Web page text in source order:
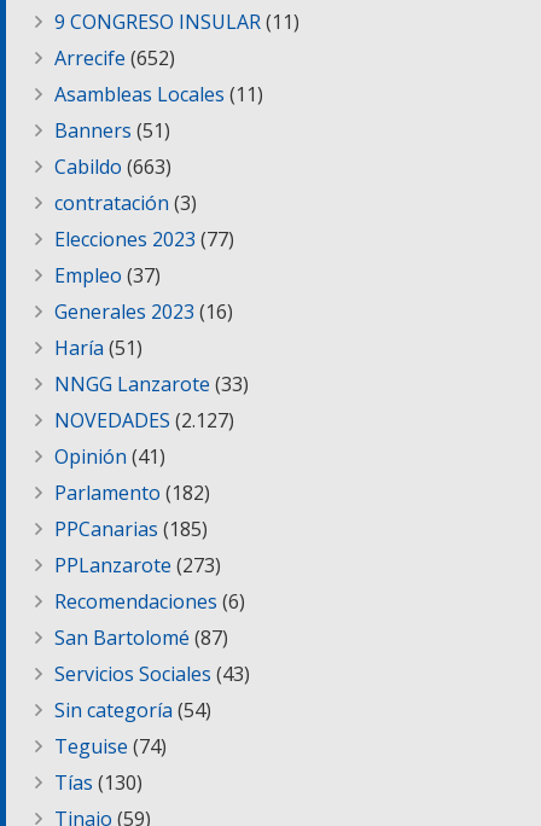
9 CONGRESO INSULAR(11)
Arrecife (652)
Asambleas Locales (11)
Banners (51)
Cabildo (663)
contratación (3)
Elecciones 2023 (77)
Empleo (37)
Generales 2023 (16)
Haría (51)
NNGG Lanzarote (33)
NOVEDADES (2.127)
Opinión (41)
Parlamento (182)
PPCanarias (185)
PPLanzarote (273)
Recomendaciones (6)
San Bartolomé (87)
Servicios Sociales (43)
Sin categoría (54)
Teguise (74)
Tías (130)
Tinajo (59)